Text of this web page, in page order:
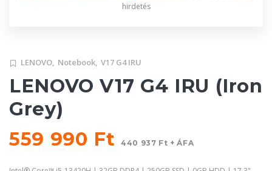
hirdetés
LENOVO, Notebook, V17 G4 IRU
LENOVO V17 G4 IRU (Iron
Grey)
559 990 Ft440 937 Ft + ÁFA